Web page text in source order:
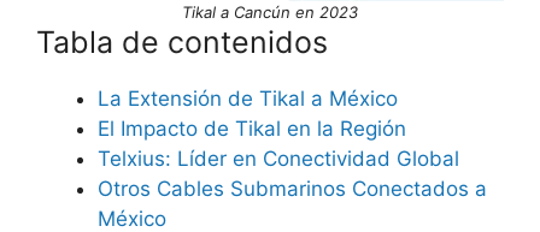
Tikal a Cancún en 2023
Tabla de contenidos
La Extensión de Tikal a México
El Impacto de Tikal en la Región
Telxius: Líder en Conectividad Global
Otros Cables Submarinos Conectados a
México